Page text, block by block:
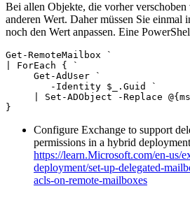
Bei allen Objekte, die vorher verschoben
anderen Wert. Daher müssen Sie
noch den Wert anpassen. Eine
Get-RemoteMailbox `
| ForEach { `
     Get-AdUser `
        -Identity $_.Guid `
| Set-ADObject -Replace
}
Configure Exchange to support
permissions in a hybrid deployment
https://learn.Microsoft.com/en-us/
deployment/set-up-delegated-
acls-on-remote-mailboxes